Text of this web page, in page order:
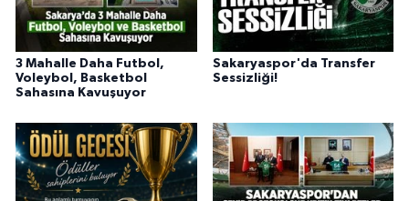
3 Mahalle Daha Futbol,
Voleybol, Basketbol
Sahasına Kavuşuyor
Sakaryaspor'da Transfer
Sessizliği!